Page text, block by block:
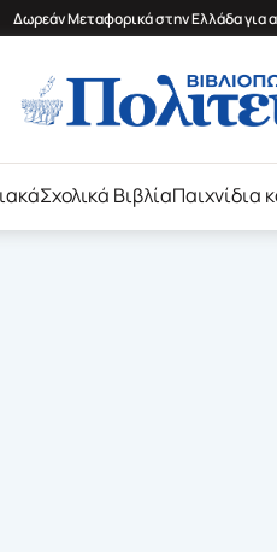
Δωρεάν Μεταφορικά στην Ελλάδα για
Σχολικά ΒιβλίαΠαιχνίδια